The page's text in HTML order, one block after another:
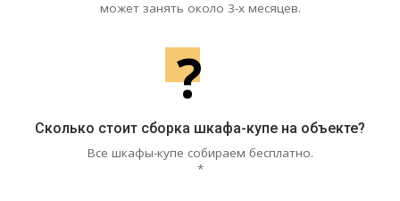
может занять около 3-х месяцев.
?
Сколько стоит сборка шкафа-купе на объекте?
Все шкафы-купе собираем бесплатно.
*